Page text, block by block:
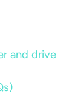
and drive